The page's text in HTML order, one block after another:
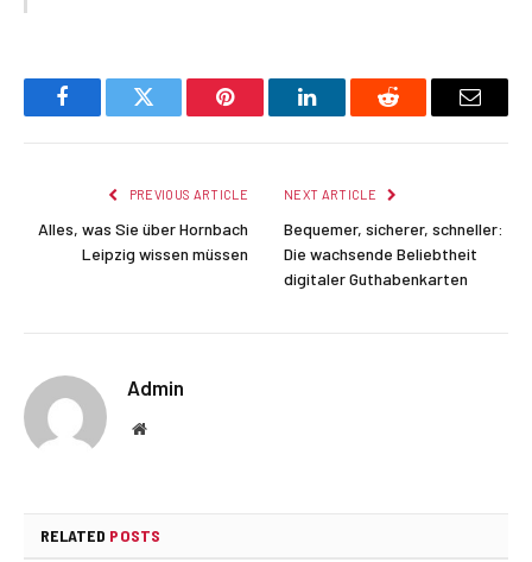
FacebookTwitter Pinterest LinkedInReddit Email
PREVIOUS ARTICLE
Alles, was Sie über Hornbach
Leipzig wissen müssen
NEXT ARTICLE
Bequemer, sicherer, schneller:
Die wachsende Beliebtheit
digitaler Guthabenkarten
Admin
Website
RELATED POSTS